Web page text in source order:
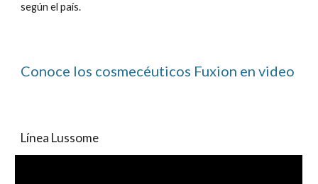
según el país.
Conoce los cosmecéuticos Fuxion en video
Línea Lussome